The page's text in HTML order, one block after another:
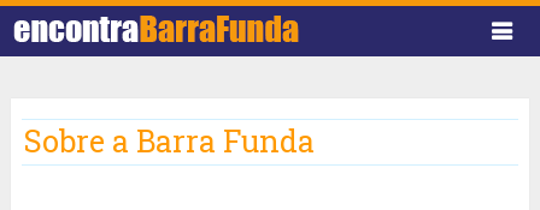
Sobre a Barra Funda